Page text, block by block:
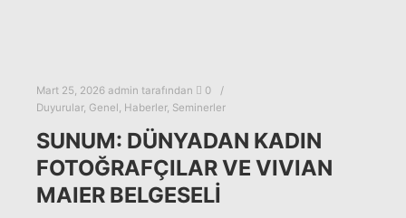
Mart 25, 2026 admin tarafından
0
Duyurular, Genel, Haberler, Seminerler
SUNUM: DÜNYADAN KADIN
FOTOĞRAFÇILAR VE VIVIAN
MAIER BELGESELİ